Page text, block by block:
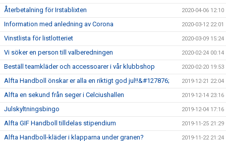
Återbetalning för Irstablixten 2020-04-06 12:10
Information med anledning av Corona 2020-03-12 22:01
Vinstlista för listlotteriet 2020-03-09 15:24
Vi söker en person till valberedningen 2020-02-24 00:14
Beställ teamkläder och accessoarer i vår klubbshop 2020-02-20 19:53
Alfta Handboll önskar er alla en riktigt god jul!!&#127876; 2019-12-21 22:04
Alfta en sekund från seger i Celciushallen 2019-12-14 23:16
Julskyltningsbingo 2019-12-04 17:16
Alfta GIF Handboll tilldelas stipendium 2019-11-25 21:29
Alfta Handboll-kläder i klapparna under granen? 2019-11-22 21:24